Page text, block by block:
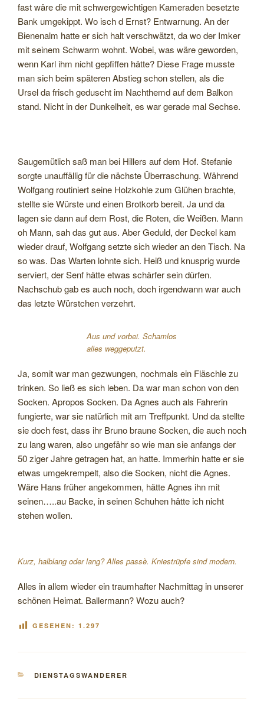
fast wäre die mit schwergewichtigen Kameraden besetzte
Bank umgekippt. Wo isch d Ernst? Entwarnung. An der
Bienenalm hatte er sich halt verschwätzt, da wo der Imker
mit seinem Schwarm wohnt. Wobei, was wäre geworden,
wenn Karl ihm nicht gepfiffen hätte? Diese Frage musste
man sich beim späteren Abstieg schon stellen, als die
Ursel da frisch geduscht im Nachthemd auf dem Balkon
stand. Nicht in der Dunkelheit, es war gerade mal Sechse.
Saugemütlich saß man bei Hillers auf dem Hof. Stefanie
sorgte unauffällig für die nächste Überraschung. Während
Wolfgang routiniert seine Holzkohle zum Glühen brachte,
stellte sie Würste und einen Brotkorb bereit. Ja und da
lagen sie dann auf dem Rost, die Roten, die Weißen. Mann
oh Mann, sah das gut aus. Aber Geduld, der Deckel kam
wieder drauf, Wolfgang setzte sich wieder an den Tisch. Na
so was. Das Warten lohnte sich. Heiß und knusprig wurde
serviert, der Senf hätte etwas schärfer sein dürfen.
Nachschub gab es auch noch, doch irgendwann war auch
das letzte Würstchen verzehrt.
Aus und vorbei. Schamlos
alles weggeputzt.
Ja, somit war man gezwungen, nochmals ein Fläschle zu
trinken. So ließ es sich leben. Da war man schon von den
Socken. Apropos Socken. Da Agnes auch als Fahrerin
fungierte, war sie natürlich mit am Treffpunkt. Und da stellte
sie doch fest, dass ihr Bruno braune Socken, die auch noch
zu lang waren, also ungefähr so wie man sie anfangs der
50 ziger Jahre getragen hat, an hatte. Immerhin hatte er sie
etwas umgekrempelt, also die Socken, nicht die Agnes.
Wäre Hans früher angekommen, hätte Agnes ihn mit
seinen…..au Backe, in seinen Schuhen hätte ich nicht
stehen wollen.
Kurz, halblang oder lang? Alles passè. Kniestrüpfe sind modern.
Alles in allem wieder ein traumhafter Nachmittag in unserer
schönen Heimat. Ballermann? Wozu auch?
GESEHEN: 1.297
KATEGORIEN
DIENSTAGSWANDERER